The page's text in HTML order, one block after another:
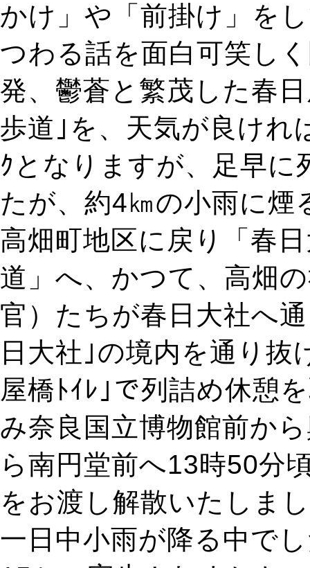
かけ」や「前掛け」を
つわる話を面白可笑し
発、鬱蒼と繁茂した春
歩道｣を、天気が良けれ
ｸとなりますが、足早に
たが、約4㎞の小雨に煙
高畑町地区に戻り「春
道」へ、かつて、高畑
官）たちが春日大社へ
日大社｣の境内を通り抜
屋橋ﾄｲﾚ｣で列詰め休憩
み奈良国立博物館前か
ら南円堂前へ13時50分
をお渡し解散いたしま
一日中小雨が降る中で